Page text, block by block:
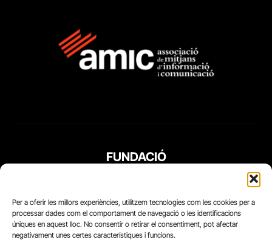
Per a oferir les millors experiències, utilitzem tecnologies com les cookies per a
processar dades com el comportament de navegació o les identificacions
úniques en aquest lloc. No consentir o retirar el consentiment, pot afectar
negativament unes certes característiques i funcions.
FUNDACIÓ